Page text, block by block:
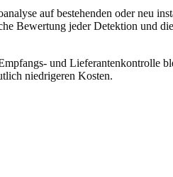
auf bestehenden oder neu
Bewertung jeder Detektion und
und
niedrigeren Kosten.